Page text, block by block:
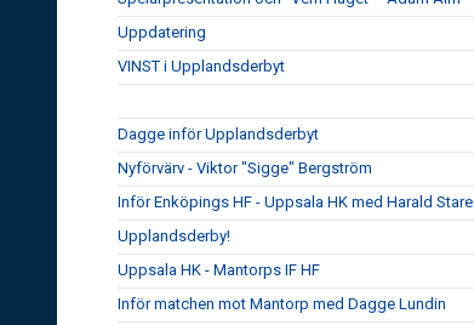
Uppdatering
VINST i Upplandsderbyt
Dagge inför Upplandsderbyt
Nyförvärv - Viktor "Sigge" Bergström
Inför Enköpings HF - Uppsala HK med Harald Stare
Upplandsderby!
Uppsala HK - Mantorps IF HF
Inför matchen mot Mantorp med Dagge Lundin